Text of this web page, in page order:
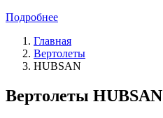
Подробнее
Главная
Вертолеты
HUBSAN
Вертолеты HUBSAN